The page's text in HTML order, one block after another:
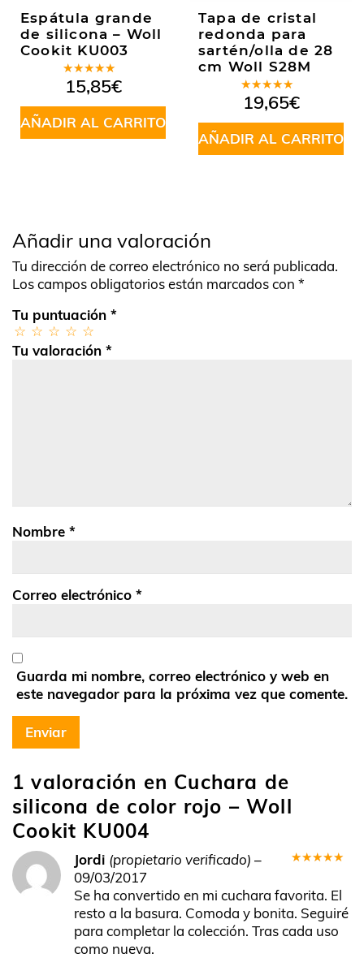
Espátula grande
de silicona – Woll
Cookit KU003
Valorado
en5.00de
5
15,85€
AÑADIR AL CARRITO
Tapa de cristal
redonda para
sartén/olla de 28
cm Woll S28M
Valorado
en5.00de
5
19,65€
AÑADIR AL CARRITO
1 valoración en Cuchara de
silicona de color rojo – Woll
Cookit KU004
Jordi (propietario verificado) –
09/03/2017
Se ha convertido en mi cuchara favorita. El
resto a la basura. Comoda y bonita. Seguiré
para completar la colección. Tras cada uso
como nueva.
Añadir una valoración
Tu dirección de correo electrónico no será publicada.
Los campos obligatorios están marcados con *
Tu puntuación *
Tu valoración *
Nombre *
Correo electrónico *
Guarda mi nombre, correo electrónico y web en
este navegador para la próxima vez que comente.